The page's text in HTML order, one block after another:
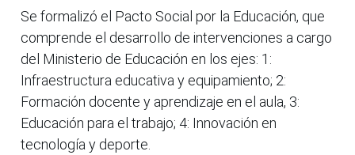
Se formalizó el Pacto Social por la Educación, que
comprende el desarrollo de intervenciones a cargo
del Ministerio de Educación en los ejes: 1:
Infraestructura educativa y equipamiento; 2:
Formación docente y aprendizaje en el aula, 3:
Educación para el trabajo; 4: Innovación en
tecnología y deporte.